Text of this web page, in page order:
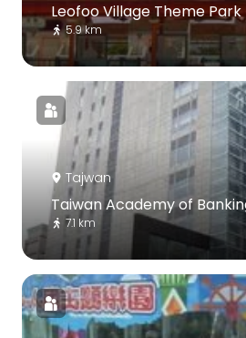
Leofoo Village Theme Park
5.9 km
Tajwan
Taiwan Academy of
7.1 km